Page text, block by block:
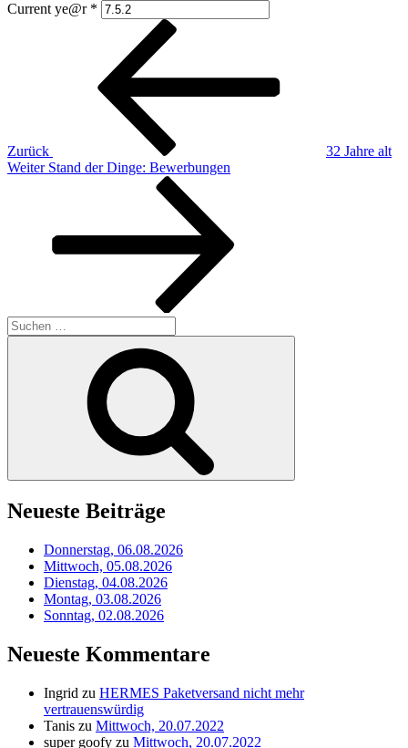
Current ye@r *
Beitragsnavigation
Zurück
32 Jahre alt
Nächster
Weiter Stand der Dinge: Bewerbungen
Suchen
nach:
Neueste Beiträge
Donnerstag, 06.08.2026
Mittwoch, 05.08.2026
Dienstag, 04.08.2026
Montag, 03.08.2026
Sonntag, 02.08.2026
Neueste Kommentare
Ingrid zu HERMES Paketversand nicht mehr
vertrauenswürdig
Tanis zu Mittwoch, 20.07.2022
super goofy zu Mittwoch, 20.07.2022